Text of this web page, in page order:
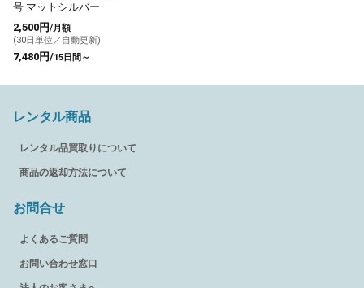
号 マットシルバー
2,500円/月額
(30日単位／自動更新)
7,480円/15日間～
レンタル商品
レンタル品買取りについて
商品の返却方法について
お問合せ
よくあるご質問
お問い合わせ窓口